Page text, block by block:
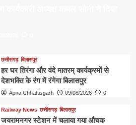
छत्तीसगढ़ बिलासपुर
हर घर तिरंगा और वंदे मातरम् कार्यक्रमों से
देशभक्ति के रंग में रंगेगा बिलासपुर
Apna Chhattisgarh 09/08/2026 0
Railway News छत्तीसगढ़ बिलासपुर
जयरामनगर स्टेशन में चलाया गया औचक